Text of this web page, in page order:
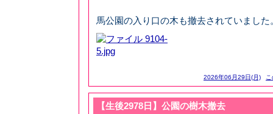
馬公園の入り口の木も撤去されていました
2026年06月29日(月)
【生後2978日】公園の樹木撤去